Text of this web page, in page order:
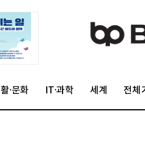
·문화 IT·과학 세계 전체